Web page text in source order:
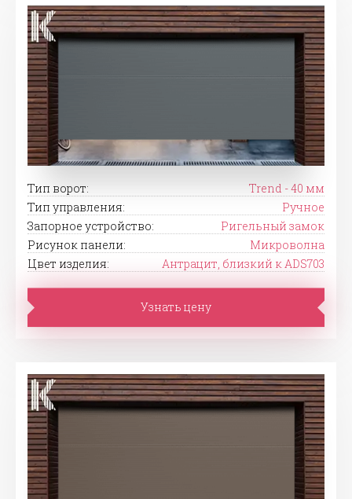
Тип ворот:
Trend - 40 мм
Тип управления:
Ручное
Запорное устройство:
Ригельный замок
Рисунок панели:
Микроволна
Цвет изделия:
Антрацит, близкий к ADS703
Узнать цену